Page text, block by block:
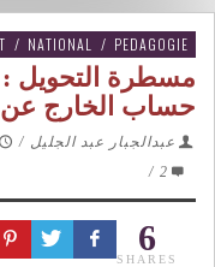
/ NATIONAL / PEDAGOGIE
مسطرة التحويل :
حساب الخارج عن
عبدالجبار عبد الجليل /
2
/
6
SHARES